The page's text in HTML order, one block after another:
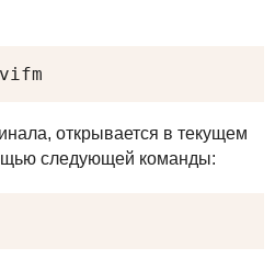
открывается в текущем
следующей команды: